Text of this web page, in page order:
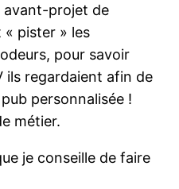
avant-projet de
« pister » les
pour savoir
ils regardaient afin de
personnalisée !
métier.
je conseille de faire